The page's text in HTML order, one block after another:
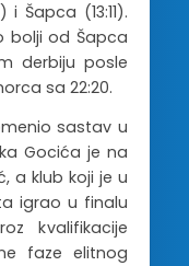
Šapca (13:11).
bolji od Šapca
derbiju posle
sa 22:20.
sastav u
Gocića je na
a klub koji je u
igrao u finalu
kvalifikacije
faze elitnog